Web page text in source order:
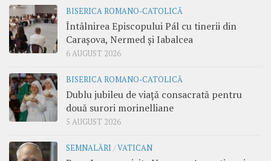
BISERICA ROMANO-CATOLICĂ
Întâlnirea Episcopului Pál cu tinerii din
Carașova, Nermed și Iabalcea
6 AUGUST 2026
BISERICA ROMANO-CATOLICĂ
Dublu jubileu de viață consacrată pentru
două surori morinelliane
5 AUGUST 2026
SEMNALĂRI /VATICAN